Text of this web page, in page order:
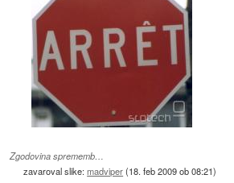
Zgodovina sprememb…
zavaroval slike:madviper(18. feb 2009 ob 08:21)